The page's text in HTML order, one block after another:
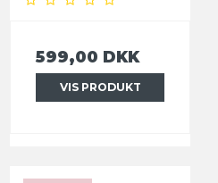
599,00 DKK
VIS PRODUKT